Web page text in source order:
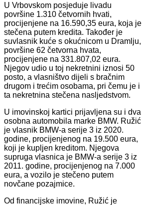
U Vrbovskom posjeduje livadu
površine 1.310 četvornih hvati,
procijenjene na 16.590,35 eura, koja je
stečena putem kredita. Također je
suvlasnik kuće s okućnicom u Dramlju,
površine 62 četvorna hvata,
procijenjene na 331.807,02 eura.
Njegov udio u toj nekretnini iznosi 50
posto, a vlasništvo dijeli s bračnim
drugom i trećim osobama, pri čemu je i
ta nekretnina stečena nasljedstvom.
U imovinskoj kartici prijavljena su i dva
osobna automobila marke BMW. Ružić
je vlasnik BMW-a serije 3 iz 2020.
godine, procijenjenog na 19.500 eura,
koji je kupljen kreditom. Njegova
supruga vlasnica je BMW-a serije 3 iz
2011. godine, procijenjenog na 7.000
eura, a vozilo je stečeno putem
novčane pozajmice.
Od financijske imovine, Ružić je